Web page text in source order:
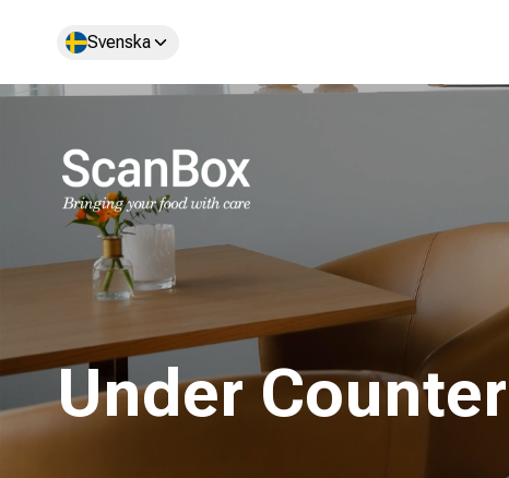
Svenska
Under Counter